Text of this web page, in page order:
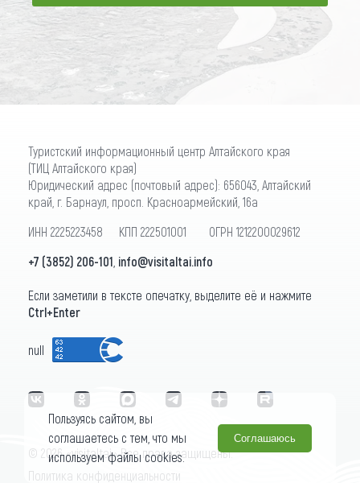
ПОДПИСАТЬСЯ
Туристский информационный центр Алтайского края
(ТИЦ Алтайского края)
Юридический адрес (почтовый адрес): 656043, Алтайский
край, г. Барнаул, просп. Красноармейский, 16а
ИНН 2225223458 КПП 222501001 ОГРН 1212200029612
+7 (3852) 206-101 info@visitaltai.info
Если заметили в тексте опечатку, выделите её и нажмите
Ctrl+Enter
null
© 2026 «visitaltai» Все права защищены.
Политика конфиденциальности
Пользуясь сайтом, вы
соглашаетесь с тем, что мы
используем файлы cookies.
Соглашаюсь